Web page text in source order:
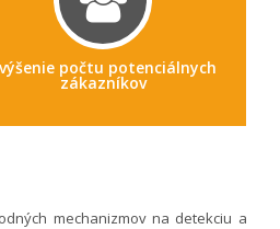
počtu potenciálnych
zákazníkov
mechanizmov na detekciu a